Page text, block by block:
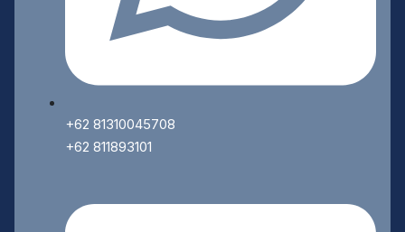
+62 81310045708
+62 811893101